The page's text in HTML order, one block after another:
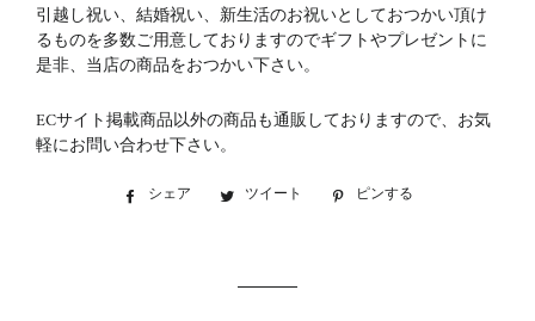
引越し祝い、結婚祝い、新生活のお祝いとしておつかい頂け
るものを多数ご用意しておりますのでギフトやプレゼントに
是非、当店の商品をおつかい下さい。
ECサイト掲載商品以外の商品も通販しておりますので、お気
軽にお問い合わせ下さい。
シェア
Facebookツイート
Twitter ピンする